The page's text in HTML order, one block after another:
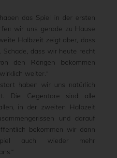
das Spiel in der ersten
wir uns gerade zu Hause
Halbzeit zeigt aber, dass
dass wir heute recht
den Rängen bekommen
weiter.“
haben wir uns natürlich
Die Gegentore sind alle
in der zweiten Halbzeit
und darauf
bekommen wir dann
auch wieder mehr